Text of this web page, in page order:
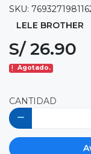
SKU:
LELE BROTHER
S/ 26.90
Agotado.
CANTIDAD